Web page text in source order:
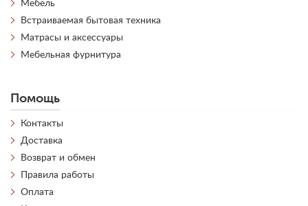
Мебель
Встраиваемая бытовая техника
Матрасы и аксессуары
Мебельная фурнитура
Помощь
Контакты
Доставка
Возврат и обмен
Правила работы
Оплата